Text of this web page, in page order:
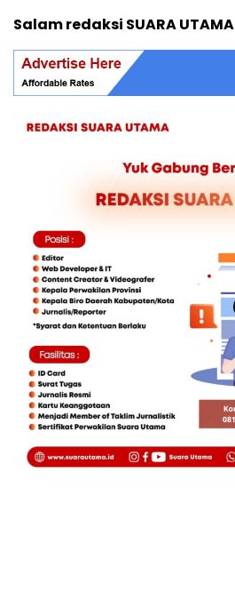
Salam redaksi SUARA UTAMA